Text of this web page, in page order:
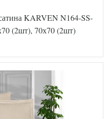
KARVEN N164-SS-
(2шт), 70х70 (2шт)